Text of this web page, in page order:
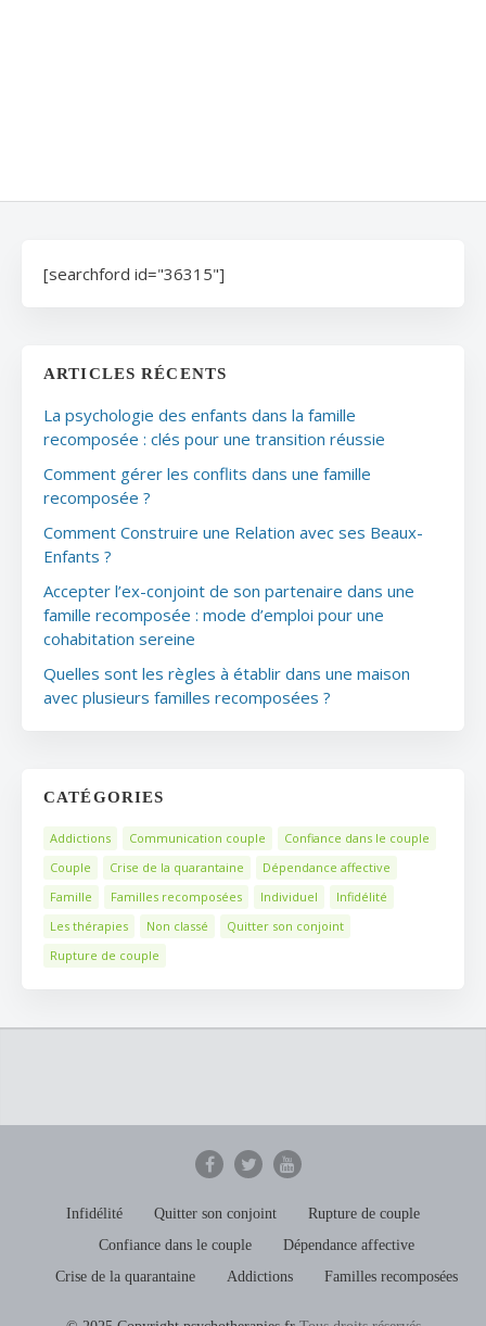
[searchford id="36315"]
ARTICLES RÉCENTS
La psychologie des enfants dans la famille
recomposée : clés pour une transition réussie
Comment gérer les conflits dans une famille
recomposée ?
Comment Construire une Relation avec ses Beaux-
Enfants ?
Accepter l’ex-conjoint de son partenaire dans une
famille recomposée : mode d’emploi pour une
cohabitation sereine
Quelles sont les règles à établir dans une maison
avec plusieurs familles recomposées ?
CATÉGORIES
Addictions Communication couple
Confiance dans le couple
Couple
Crise de la quarantaine
Dépendance affective
Famille
Familles recomposées Individuel
Infidélité
Les thérapies
Non classé
Quitter son conjoint
Rupture de couple
Infidélité Quitter son conjoint
Rupture de couple
Confiance dans le couple
Dépendance affective
Crise de la quarantaine
Addictions Familles recomposées